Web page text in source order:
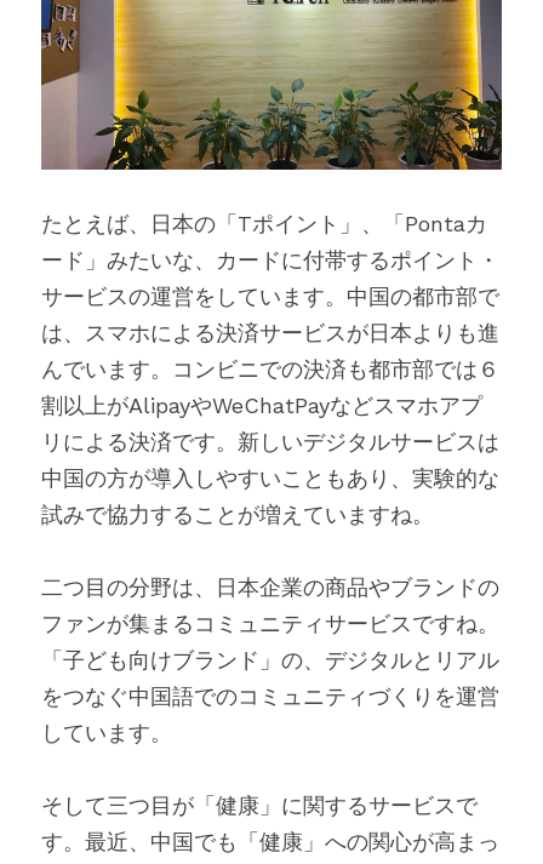
たとえば、日本の「Tポイント」、「Pontaカ
ード」みたいな、カードに付帯するポイント・
サービスの運営をしています。中国の都市部で
は、スマホによる決済サービスが日本よりも進
んでいます。コンビニでの決済も都市部では６
割以上がAlipayやWeChatPayなどスマホアプ
リによる決済です。新しいデジタルサービスは
中国の方が導入しやすいこともあり、実験的な
試みで協力することが増えていますね。
二つ目の分野は、日本企業の商品やブランドの
ファンが集まるコミュニティサービスですね。
「子ども向けブランド」の、デジタルとリアル
をつなぐ中国語でのコミュニティづくりを運営
しています。
そして三つ目が「健康」に関するサービスで
す。最近、中国でも「健康」への関心が高まっ